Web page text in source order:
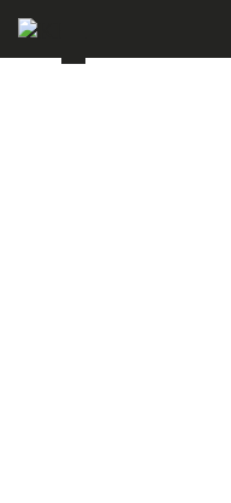
Skip to main content